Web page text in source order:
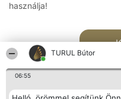
TURUL Bútor
06:55
használja!